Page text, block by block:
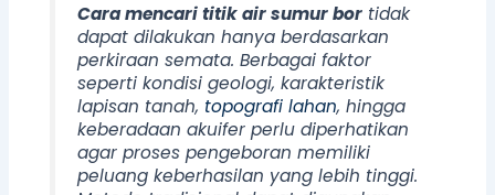
Cara mencari titik air sumur bortidak
dapat dilakukan hanya berdasarkan
perkiraan semata. Berbagai faktor
seperti kondisi geologi, karakteristik
lapisan tanah, topografi lahan, hingga
keberadaan akuifer perlu diperhatikan
agar proses pengeboran memiliki
peluang keberhasilan yang lebih tinggi.